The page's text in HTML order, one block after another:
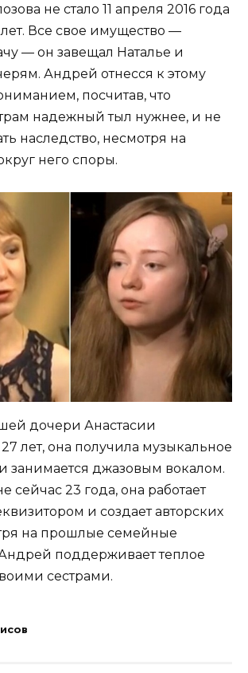
не стало 11 апреля 2016 года
лет. Все свое имущество —
— он завещал Наталье и
Андрей отнесся к этому
посчитав, что
надежный тыл нужнее, и не
наследство, несмотря на
него споры.
дочери Анастасии
лет, она получила музыкальное
занимается джазовым вокалом.
23 года, она работает
и создает авторских
на прошлые семейные
поддерживает теплое
сестрами.